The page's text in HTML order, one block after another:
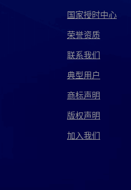
江西电子取证
猎鹰电子取证
漫音电子取证
国家授时中心
荣誉资质
联系我们
典型用户
商标声明
版权声明
加入我们